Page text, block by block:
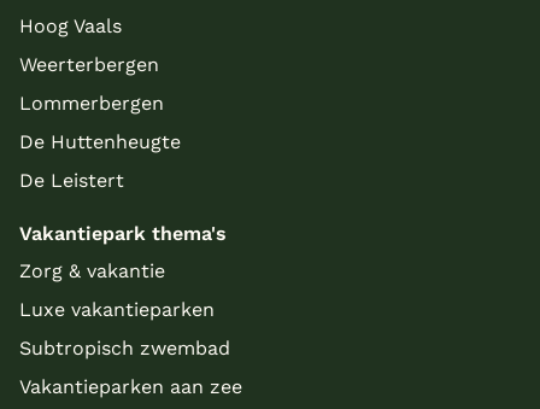
Hoog Vaals
Weerterbergen
Lommerbergen
De Huttenheugte
De Leistert
Vakantiepark thema's
Zorg & vakantie
Luxe vakantieparken
Subtropisch zwembad
Vakantieparken aan zee